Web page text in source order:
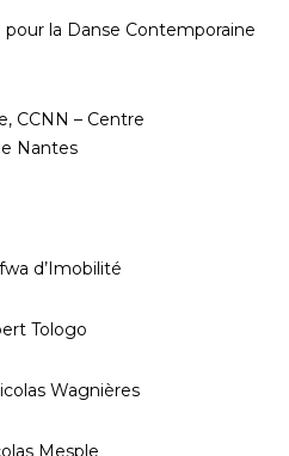
pour la Danse Contemporaine
CCNN – Centre
Nantes
d’Imobilité
Tologo
Wagnières
Mesple